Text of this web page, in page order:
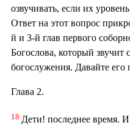
озвучивать, если их
Ответ на этот вопрос
й и 3-й глав первого
Богослова, который звучит
богослужения. Давайте его
Глава 2.
18 Дети! последнее время.